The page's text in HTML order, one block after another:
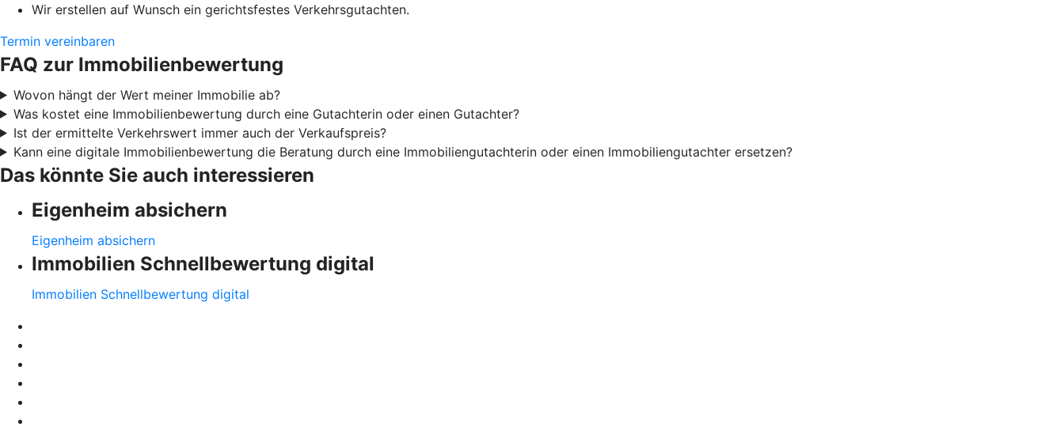
Wir erstellen auf Wunsch ein gerichtsfestes Verkehrsgutachten.
Termin vereinbaren
FAQ zur Immobilienbewertung
Wovon hängt der Wert meiner Immobilie ab?
Was kostet eine Immobilienbewertung durch eine Gutachterin oder einen Gutachter?
Ist der ermittelte Verkehrswert immer auch der Verkaufspreis?
Kann eine digitale Immobilienbewertung die Beratung durch eine Immobiliengutachterin oder einen Immobiliengutachter ersetzen?
Das könnte Sie auch interessieren
Eigenheim absichern
Eigenheim absichern
Immobilien Schnellbewertung digital
Immobilien Schnellbewertung digital